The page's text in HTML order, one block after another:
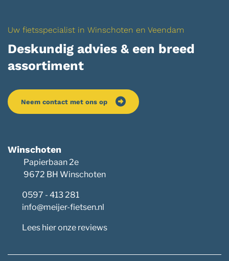
Uw fietsspecialist in Winschoten en Veendam
Deskundig advies & een breed
assortiment
Neem contact met ons op
Winschoten
Papierbaan 2e
9672 BH Winschoten
0597 - 413 281
info@meijer-fietsen.nl
Lees hier onze reviews